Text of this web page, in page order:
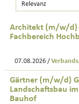
Architekt (m/w/d)
Fachbereich
07.08.2026 /
Gärtner (m/w/d)
Landschaftsbau
Bauhof